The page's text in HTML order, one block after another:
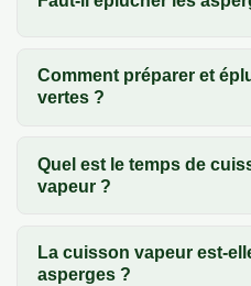
Comment préparer et
vertes ?
Quel est le temps de
vapeur ?
La cuisson vapeur est-
asperges ?